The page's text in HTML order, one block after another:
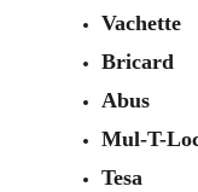
Vachette
Bricard
Abus
Mul-T-
Tesa